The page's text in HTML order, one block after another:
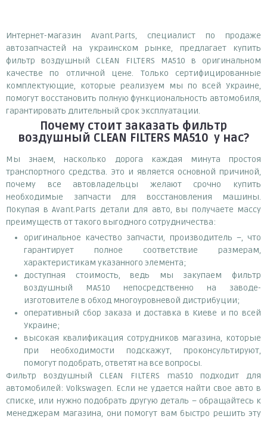
Интернет-магазин Avant.Parts, специалист по продаже
автозапчастей на украинском рынке, предлагает купить
фильтр воздушный CLEAN FILTERS MA510 в оригинальном
качестве по отличной цене. Только сертифицированные
комплектующие, которые реализуем мы по всей Украине,
помогут восстановить полную функциональность автомобиля,
гарантировать длительный срок эксплуатации.
Почему стоит заказать фильтр
воздушный CLEAN FILTERS MA510 у нас?
Мы знаем, насколько дорога каждая минута простоя
транспортного средства. Это и является основной причиной,
почему все автовладельцы желают срочно купить
необходимые запчасти для восстановления машины.
Покупая в Avant.Parts детали для авто, вы получаете массу
преимуществ от такого выгодного сотрудничества:
оригинальное качество запчасти, производитель –, что
гарантирует полное соответствие размерам,
характеристикам указанного элемента;
доступная стоимость, ведь мы закупаем фильтр
воздушный MA510 непосредственно на заводе-
изготовителе в обход многоуровневой дистрибуции;
оперативный сбор заказа и доставка в Киеве и по всей
Украине;
высокая квалификация сотрудников магазина, которые
при необходимости подскажут, проконсультируют,
помогут подобрать, ответят на все вопросы.
Фильтр воздушный CLEAN FILTERS ma510 подходит для
автомобилей: Volkswagen. Если не удается найти свое авто в
списке, или нужно подобрать другую деталь – обращайтесь к
менеджерам магазина, они помогут вам быстро решить эту